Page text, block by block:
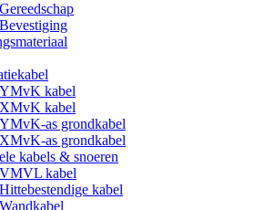
Gereedschap
Bevestiging
YMvK kabel
XMvK kabel
YMvK-as grondkabel
XMvK-as grondkabel
kabels & snoeren
VMVL kabel
Hittebestendige kabel
Wandkabel